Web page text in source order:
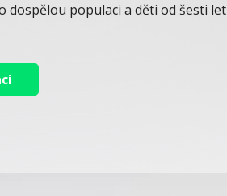
dospělou populaci a děti od šesti let